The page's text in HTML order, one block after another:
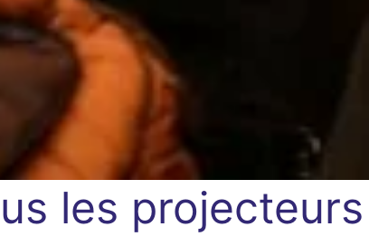
les projecteurs